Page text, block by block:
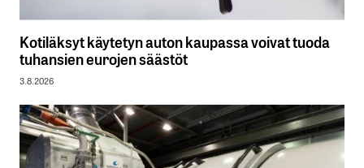
Kotiläksyt käytetyn auton kaupassa voivat tuoda
tuhansien eurojen säästöt
3.8.2026